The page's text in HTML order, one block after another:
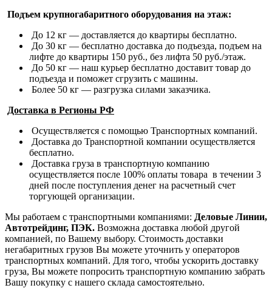
Подъем крупногабаритного оборудования на этаж:
До 12 кг — доставляется до квартиры бесплатно.
До 30 кг — бесплатно доставка до подъезда, подъем на
лифте до квартиры 150 руб., без лифта 50 руб./этаж.
До 50 кг — наш курьер бесплатно доставит товар до
подъезда и поможет сгрузить с машины.
Более 50 кг — разгрузка силами заказчика.
Доставка в Регионы РФ
Осуществляется с помощью Транспортных компаний.
Доставка до Транспортной компании осуществляется
бесплатно.
Доставка груза в транспортную компанию
осуществляется после 100% оплаты товара в течении 3
дней после поступления денег на расчетный счет
торгующей организации.
Мы работаем с транспортными компаниями: Деловые Линии,
Автотрейдинг, ПЭК. Возможна доставка любой другой
компанией, по Вашему выбору. Стоимость доставки
негабаритных грузов Вы можете уточнить у операторов
транспортных компаний. Для того, чтобы ускорить доставку
груза, Вы можете попросить транспортную компанию забрать
Вашу покупку с нашего склада самостоятельно.